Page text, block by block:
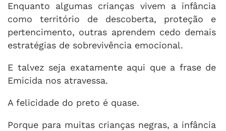
Enquanto algumas crianças vivem a infância
como território de descoberta, proteção e
pertencimento, outras aprendem cedo demais
estratégias de sobrevivência emocional.
E talvez seja exatamente aqui que a frase de
Emicida nos atravessa.
A felicidade do preto é quase.
Porque para muitas crianças negras, a infância